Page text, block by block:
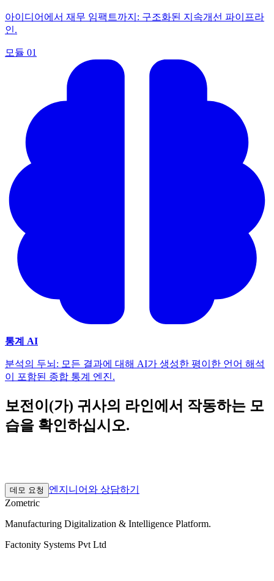
아이디어에서 재무 임팩트까지: 구조화된 지속개선 파이프라
인.
모듈 01
통계 AI
분석의 두뇌: 모든 결과에 대해 AI가 생성한 평이한 언어 해석
이 포함된 종합 통계 엔진.
보전이(가) 귀사의 라인에서 작동하는 모
습을 확인하십시오.
데모 요청
엔지니어와 상담하기
Zometric
Manufacturing Digitalization & Intelligence Platform.
Factonity Systems Pvt Ltd